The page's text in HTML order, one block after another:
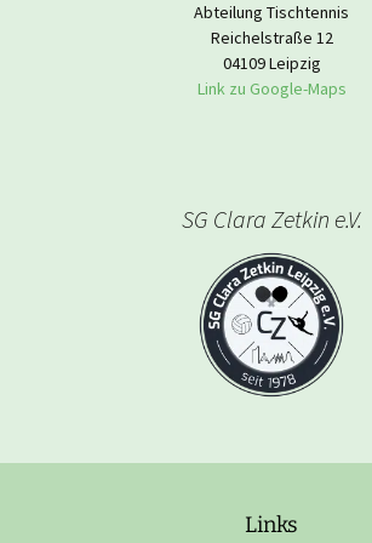
Abteilung Tischtennis
Reichelstraße 12
04109 Leipzig
Link zu Google-Maps
SG Clara Zetkin e.V.
Links